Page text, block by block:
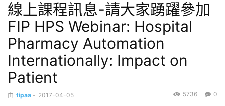
線上課程訊息-請大家踴躍參加
FIP HPS Webinar: Hospital
Pharmacy Automation
Internationally: Impact on
Patient
由 tipaa - 2017-04-05 0
5736